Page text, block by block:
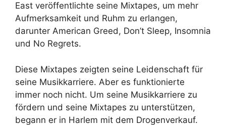
East veröffentlichte seine Mixtapes, um mehr
Aufmerksamkeit und Ruhm zu erlangen,
darunter American Greed, Don’t Sleep, Insomnia
und No Regrets.
Diese Mixtapes zeigten seine Leidenschaft für
seine Musikkarriere. Aber es funktionierte
immer noch nicht. Um seine Musikkarriere zu
fördern und seine Mixtapes zu unterstützen,
begann er in Harlem mit dem Drogenverkauf.